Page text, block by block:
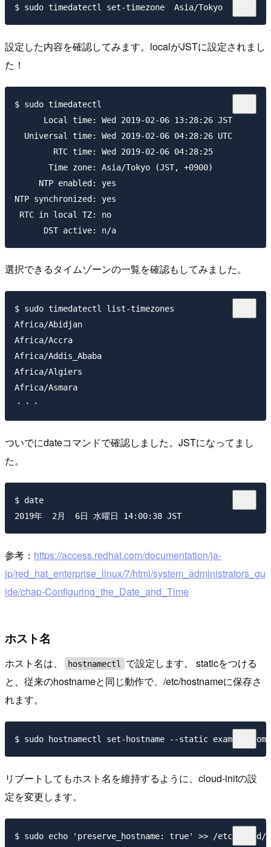
設定した内容を確認してみます。localがJSTに設定されまし
た！
$ sudo timedatectl
      Local time: Wed 2019-02-06 13:28:26 JST
  Universal time: Wed 2019-02-06 04:28:26 UTC
        RTC time: Wed 2019-02-06 04:28:25
       Time zone: Asia/Tokyo (JST, +0900)
     NTP enabled: yes
NTP synchronized: yes
RTC in local TZ: no
選択できるタイムゾーンの一覧を確認もしてみました。
$ sudo timedatectl list-timezones
Africa/Abidjan
Africa/Accra
Africa/Addis_Ababa
Africa/Algiers
Africa/Asmara
ついでにdateコマンドで確認しました。JSTになってまし
た。
$ date
参考： https://access.redhat.com/documentation/ja-
jp/red_hat_enterprise_linux/7/html/system_administrators_gu
ide/chap-Configuring_the_Date_and_Time
ホスト名
ホスト名は、 hostnamectl
で設定します。 staticをつける
と、従来のhostnameと同じ動作で、/etc/hostnameに保存さ
れます。
リブートしてもホスト名を維持するように、cloud-initの設
定を変更します。